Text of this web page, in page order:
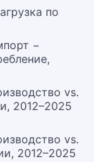
по
−
vs.
2012–2025
vs.
2012–2025